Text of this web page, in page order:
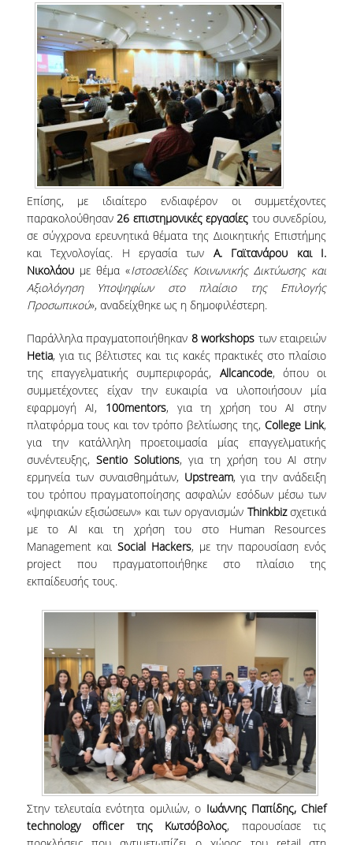
ΠΡΟΓΡΑΜΜΑ ERASMUS+
ΜΑΘΗΜΑΤΑ ΠΟΥ ΠΡΟΣΦΕΡΕΙ ΤΟ
ΤΜΗΜΑ
ΣΥΝΕΡΓΑΖΟΜΕΝΑ ΠΑΝΕΠΙΣΤΗΜΙΑ
ΑΝΑΚΟΙΝΩΣΕΙΣ ΠΡΟΓΡΑΜΜΑΤΟΣ
ΕΓΓΡΑΦΑ - ΧΡΗΣΙΜΟΙ ΣΥΝΔΕΣΜΟΙ
FAQS
ΔΙΑΣΦΑΛΙΣΗ ΠΟΙΟΤΗΤΑΣ
ΠΟΛΙΤΙΚΗ ΔΙΑΣΦΑΛΙΣΗΣ ΠΟΙΟΤΗΤΑΣ
ΔΕΔΟΜΕΝΑ ΠΟΙΟΤΗΤΑΣ
ΠΙΣΤΟΠΟΙΗΣΗ
ΑΞΙΟΛΟΓΗΣΗ
ΑΠΟ ΠΡΟΠΤΥΧΙΑΚΟΥΣ ΦΟΙΤΗΤΕΣ
ΑΠΟ ΤΕΛΕΙΟΦΟΙΤΟΥΣ
ΑΠΟ ΜΕΤΑΠΤΥΧΙΑΚΟΥΣ
ΦΟΙΤΗΤΕΣ
ΕΚΘΕΣΕΙΣ ΕΞΩΤΕΡΙΚΗΣ
ΑΞΙΟΛΟΓΗΣΗΣ
ΜΟ.ΔΙ.Π.
ΕΡΕΥΝΗΤΙΚΕΣ ΔΡΑΣΤΗΡΙΟΤΗΤΕΣ
ΕΡΕΥΝΗΤΙΚΑ ΕΡΓΑΣΤΗΡΙΑ
ΔΗΜΟΣΙΕΥΣΕΙΣ
ΕΠΙΣΤΗΜΟΝΙΚΑ ΣΥΝΕΔΡΙΑ ΚΑΙ ΣΕΜΙΝΑΡΙΑ
ΑΠΟΦΟΙΤΟΙ
ΑΠΟΦΟΙΤΟΙ ΤΟΥ ΤΜΗΜΑΤΟΣ
Επίσης, με ιδιαίτερο ενδιαφέρον οι συμμετέχοντες
παρακολούθησαν26 επιστημονικές εργασίες του συνεδρίου,
σε σύγχρονα ερευνητικά θέματα της Διοικητικής Επιστήμης
και Τεχνολογίας. Η εργασία των Α. Γαϊτανάρου και Ι.
Νικολάουμε θέμα «Ιστοσελίδες Κοινωνικής Δικτύωσης και
Αξιολόγηση Υποψηφίων στο πλαίσιο της Επιλογής
Προσωπικού», αναδείχθηκε ως η δημοφιλέστερη.
Παράλληλα πραγματοποιήθηκαν 8 workshops των εταιρειών
Hetia, για τις βέλτιστες και τις κακές πρακτικές στο πλαίσιο
της επαγγελματικής συμπεριφοράς, Allcancode, όπου οι
συμμετέχοντες είχαν την ευκαιρία να υλοποιήσουν μία
εφαρμογή AI, 100mentors, για τη χρήση του AI στην
πλατφόρμα τους και τον τρόπο βελτίωσης της, College Link,
για την κατάλληλη προετοιμασία μίας επαγγελματικής
συνέντευξης, Sentio Solutions, για τη χρήση του AI στην
ερμηνεία των συναισθημάτων, Upstream, για την ανάδειξη
του τρόπου πραγματοποίησης ασφαλών εσόδων μέσω των
«ψηφιακών εξισώσεων» και των οργανισμών Thinkbizσχετικά
με το AI και τη χρήση του στο Human Resources
Management και Social Hackers, με την παρουσίαση ενός
project που πραγματοποιήθηκε στο πλαίσιο της
εκπαίδευσής τους.
Στην τελευταία ενότητα ομιλιών, ο Ιωάννης Παπίδης,Chief
technologyofficer της Κωτσόβολος, παρουσίασε τις